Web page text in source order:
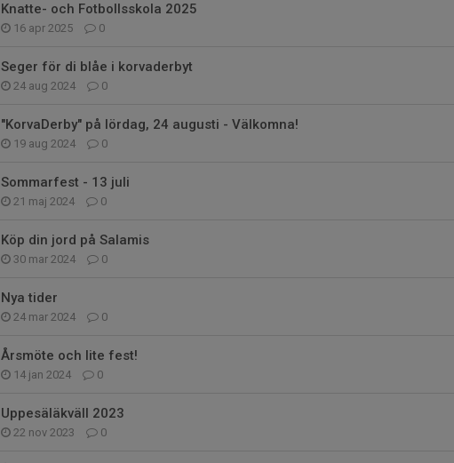
Knatte- och Fotbollsskola 2025
16 apr 2025 0
Seger för di blåe i korvaderbyt
24 aug 2024 0
"KorvaDerby" på lördag, 24 augusti - Välkomna!
19 aug 2024 0
Sommarfest - 13 juli
21 maj 2024 0
Köp din jord på Salamis
30 mar 2024 0
Nya tider
24 mar 2024 0
Årsmöte och lite fest!
14 jan 2024 0
Uppesäläkväll 2023
22 nov 2023 0